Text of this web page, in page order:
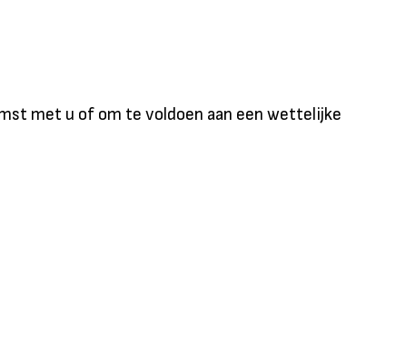
met u of om te voldoen aan een wettelijke